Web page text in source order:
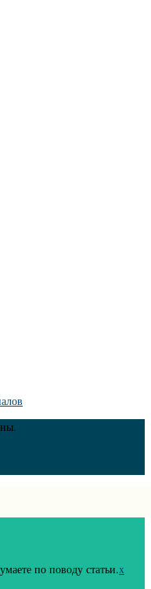
по поводу статьи.x